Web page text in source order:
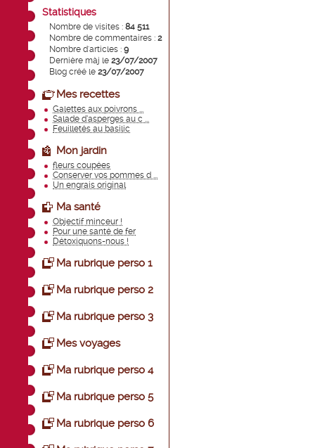
Statistiques
Nombre de visites : 84 511
Nombre de commentaires : 2
Nombre d'articles : 9
Dernière màj le 23/07/2007
Blog créé le 23/07/2007
Mes recettes
Galettes aux poivrons ...
Salade d’asperges au c ...
Feuilletés au basilic
Mon jardin
fleurs coupées
Conserver vos pommes d ...
Un engrais original
Ma santé
Objectif minceur !
Pour une santé de fer
Détoxiquons-nous !
Ma rubrique perso 1
Ma rubrique perso 2
Ma rubrique perso 3
Mes voyages
Ma rubrique perso 4
Ma rubrique perso 5
Ma rubrique perso 6